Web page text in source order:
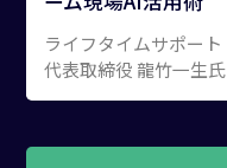
ライフタイムサポート
代表取締役 龍竹一生氏